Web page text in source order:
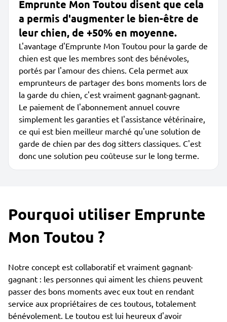
Emprunte Mon Toutou disent que cela
a permis d'augmenter le bien-être de
leur chien, de +50% en moyenne.
L'avantage d'Emprunte Mon Toutou pour la garde de
chien est que les membres sont des bénévoles,
portés par l'amour des chiens. Cela permet aux
emprunteurs de partager des bons moments lors de
la garde du chien, c'est vraiment gagnant-gagnant.
Le paiement de l'abonnement annuel couvre
simplement les garanties et l'assistance vétérinaire,
ce qui est bien meilleur marché qu'une solution de
garde de chien par des dog sitters classiques. C'est
donc une solution peu coûteuse sur le long terme.
Pourquoi utiliser Emprunte
Mon Toutou ?
Notre concept est collaboratif et vraiment gagnant-
gagnant : les personnes qui aiment les chiens peuvent
passer des bons moments avec eux tout en rendant
service aux propriétaires de ces toutous, totalement
bénévolement. Le toutou est lui heureux d'avoir